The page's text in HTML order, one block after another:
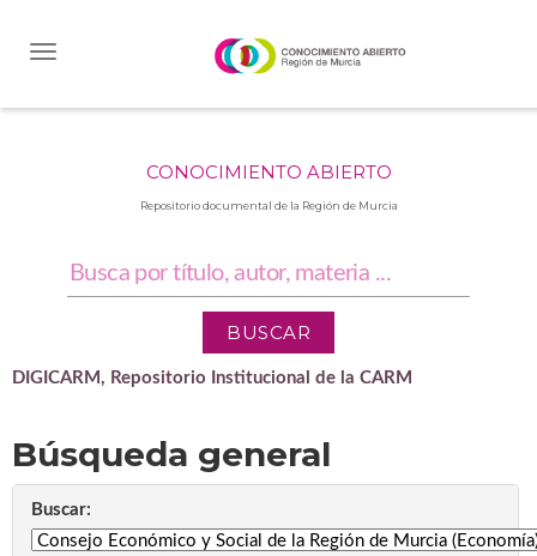
CONOCIMIENTO ABIERTO
Repositorio documental de la Región de Murcia
DIGICARM, Repositorio Institucional de la CARM
Búsqueda general
Buscar: